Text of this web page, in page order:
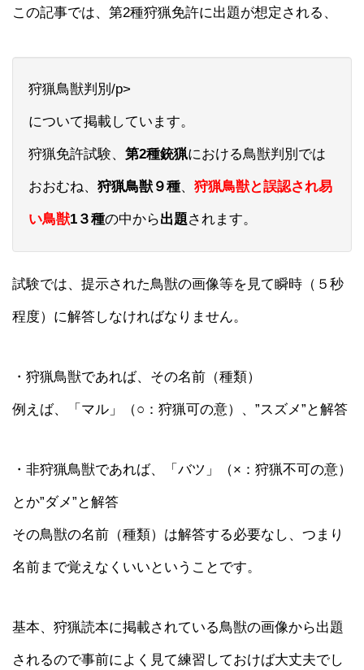
この記事では、第2種狩猟免許に出題が想定される、
狩猟鳥獣判別/p>
について掲載しています。
狩猟免許試験、 第2種銃猟における鳥獣判別では
おおむね、 狩猟鳥獣９種、 狩猟鳥獣と誤認され易
い鳥獣1３種の中から出題されます。
試験では、提示された鳥獣の画像等を見て瞬時（５秒
程度）に解答しなければなりません。
・狩猟鳥獣であれば、その名前（種類）
例えば、「マル」（○：狩猟可の意）、”スズメ”と解答
・非狩猟鳥獣であれば、「バツ」（×：狩猟不可の意）
とか”ダメ”と解答
その鳥獣の名前（種類）は解答する必要なし、つまり
名前まで覚えなくいいということです。
基本、狩猟読本に掲載されている鳥獣の画像から出題
されるので事前によく見て練習しておけば大丈夫でし